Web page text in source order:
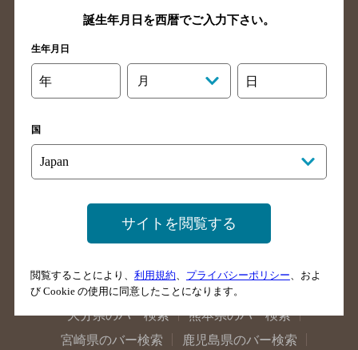
静岡県のバー検索
三重県のバー検索
岐阜県のバー検索
石川県のバー検索
福井県のバー検索
京都府のバー検索
滋賀県のバー検索
和歌山県のバー検索
広島県のバー検索
島根県のバー検索
徳島県のバー検索
香川県のバー検索
愛媛県のバー検索
長崎県のバー検索
佐賀県のバー検索
大分県のバー検索
熊本県のバー検索
宮崎県のバー検索
鹿児島県のバー検索
誕生年月日を西暦でご入力下さい。
生年月日
年 月 日
国
サイトを閲覧する
閲覧することにより、 利用規約 プライバシーポリシー 、およ
び Cookie の使用に同意したことになります。